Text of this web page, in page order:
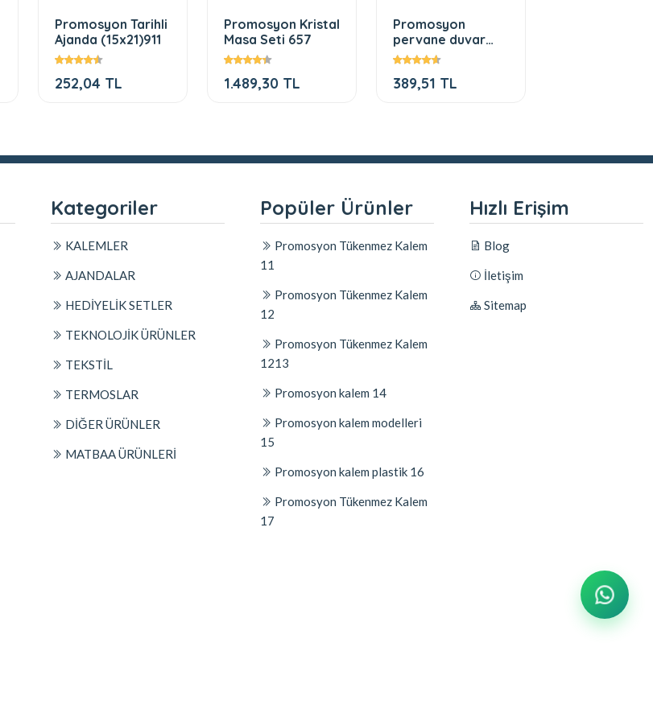
Promosyon Tarihli
Ajanda (15x21)911
252,04 TL
Promosyon Kristal
Masa Seti 657
1.489,30 TL
Promosyon
pervane duvar
saati
389,51 TL
Kategoriler
KALEMLER
AJANDALAR
HEDİYELİK SETLER
TEKNOLOJİK ÜRÜNLER
TEKSTİL
TERMOSLAR
DİĞER ÜRÜNLER
MATBAA ÜRÜNLERİ
Popüler Ürünler
Promosyon Tükenmez Kalem
11
Promosyon Tükenmez Kalem
12
Promosyon Tükenmez Kalem
1213
Promosyon kalem 14
Promosyon kalem modelleri
15
Promosyon kalem plastik 16
Promosyon Tükenmez Kalem
17
Hızlı Erişim
Blog
İletişim
Sitemap